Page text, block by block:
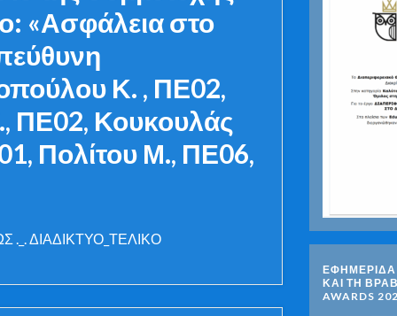
«Ασφάλεια στο
Κ. , ΠΕ02,
ΠΕ02, Κουκουλάς
Πολίτου Μ., ΠΕ06,
._. ΔΙΑΔΙΚΤΥΟ_ΤΕΛΙΚΟ
ΕΦΗΜΕΡΙΔΑ
ΚΑΙ ΤΗ
AWARDS